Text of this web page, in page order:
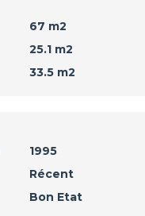
67 m2
25.1 m2
33.5 m2
1995
Récent
Bon Etat